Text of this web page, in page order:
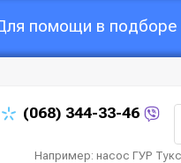
помощи в подборе
(068) 344-33-46
Например: насос ГУР